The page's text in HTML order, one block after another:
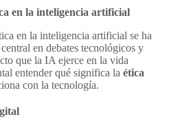
en la inteligencia artificial
en la inteligencia artificial se ha
en debates tecnológicos y
que la IA ejerce en la vida
entender qué significa la ética
con la tecnología.